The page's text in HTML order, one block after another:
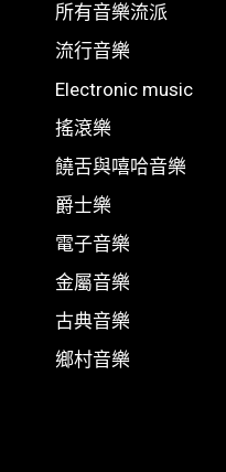
所有音樂流派
流行音樂
Electronic music
搖滾樂
饒舌與嘻哈音樂
爵士樂
電子音樂
金屬音樂
古典音樂
鄉村音樂